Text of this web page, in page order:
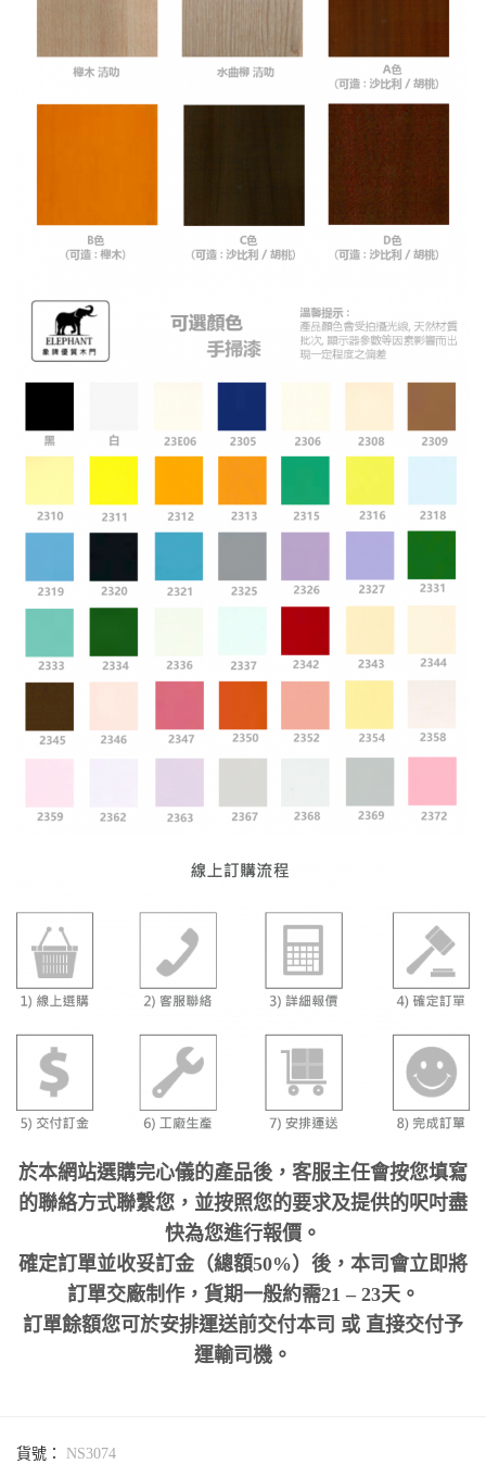
於本網站選購完心儀的產品後，客服主任會按您填寫
的聯絡方式聯繫您，並按照您的要求及提供的呎吋盡
快為您進行報價。
確定訂單並收妥訂金（總額50%）後，本司會立即將
訂單交廠制作，貨期一般約需21 – 23天。
訂單餘額您可於安排運送前交付本司 或 直接交付予
運輸司機。
貨號： NS3074